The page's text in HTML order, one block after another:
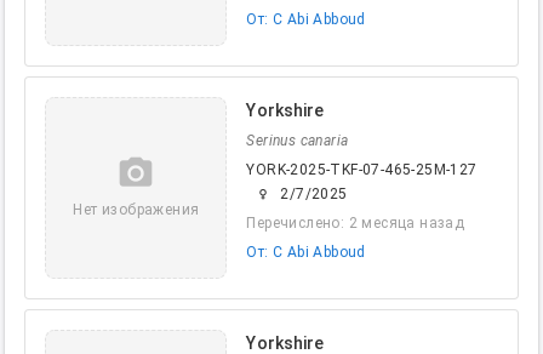
От: C Abi Abboud
camera_alt
Нет изображения
Yorkshire
Serinus canaria
YORK-2025-TKF-07-465-25M-127
female
2/7/2025
Перечислено: 2 месяца назад
От: C Abi Abboud
Yorkshire